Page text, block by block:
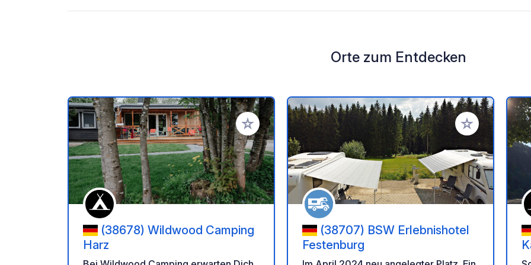
Orte zum Entdecken
Zu Ihren Favoriten hinzufügen
(38678) Wildwood Camping
Harz
Zu Ihren
(38707) BSW Erlebnishotel
Festenburg